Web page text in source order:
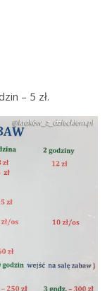
– 5 zł.